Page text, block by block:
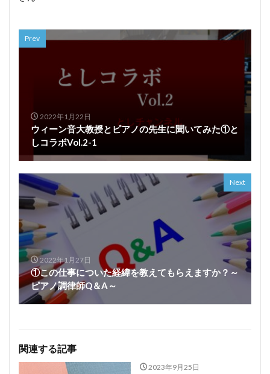
Prev
2022年1月22日
ウィーン音大教授とピアノの先生に聞いてみた①と
しコラボVol.2-1
Next
2022年1月27日
①この仕事についた経緯を教えてもらえますか？～
ピアノ調律師Q＆A～
関連する記事
2023年9月25日